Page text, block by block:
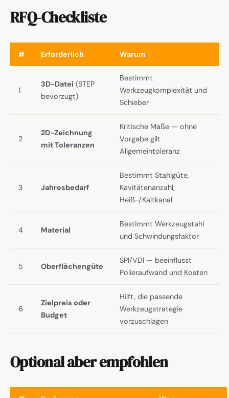
RFQ-Checkliste
# Erforderlich Warum
1
3D-Datei (STEP
bevorzugt)
Bestimmt
Werkzeugkomplexität und
Schieber
2
2D-Zeichnung
mit Toleranzen
Kritische Maße — ohne
Vorgabe gilt
Allgemeintoleranz
3 Jahresbedarf
Bestimmt Stahlgüte,
Kavitätenanzahl,
Heiß-/Kaltkanal
4 Material
Bestimmt Werkzeugstahl
und Schwindungsfaktor
5 Oberflächengüte
SPI/VDI — beeinflusst
Polieraufwand und Kosten
6
Zielpreis oder
Budget
Hilft, die passende
Werkzeugstrategie
vorzuschlagen
Optional aber empfohlen